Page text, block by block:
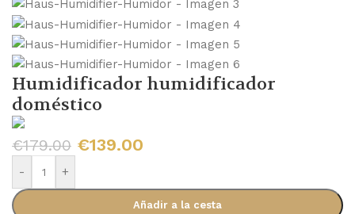
Humidificador humidificador
doméstico
€179.00 €139.00
- +
Añadir a la cesta